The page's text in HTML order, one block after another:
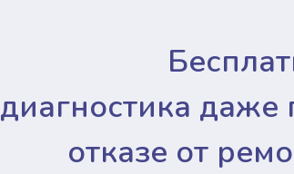
диагностика даже
отказе от